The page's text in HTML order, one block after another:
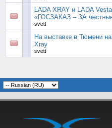
LADA XRAY и LADA
«ГОСЗАКАЗ – ЗА честные
svett
На выставке в Тюмени
Xray
svett